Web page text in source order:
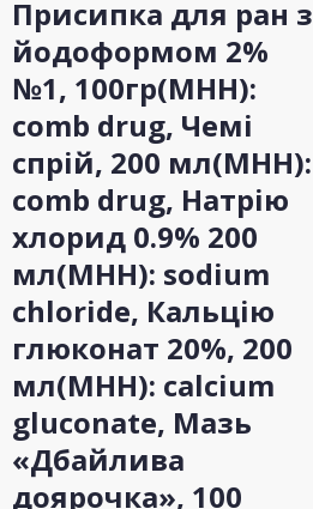
Присипка для ран з
йодоформом 2%
№1, 100гр(МНН):
сomb drug, Чемі
спрій, 200 мл(МНН):
сomb drug, Натрію
хлорид 0.9% 200
мл(МНН): sodium
chloride, Кальцію
глюконат 20%, 200
мл(МНН): calcium
gluconate, Мазь
«Дбайлива
доярочка», 100